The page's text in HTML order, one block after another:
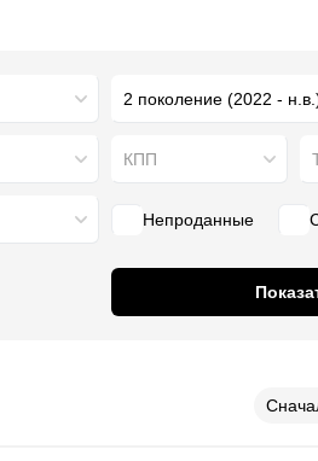
2 поколение (2022 -
КПП
Непроданные